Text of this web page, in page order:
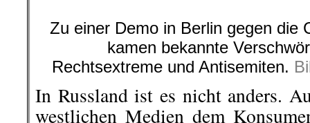
Zu einer Demo in Berlin gegen die
kamen bekannte
Rechtsextreme und Antisemiten.
In Russland ist es nicht anders.
westlichen Medien dem